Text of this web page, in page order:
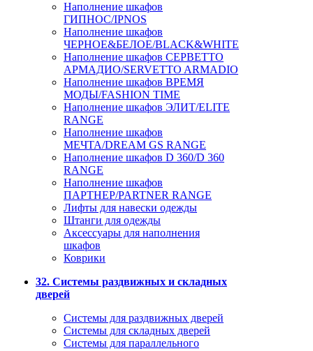
Наполнение шкафов
ГИПНОС/IPNOS
Наполнение шкафов
ЧЕРНОЕ&БЕЛОЕ/BLACK&WHITE
Наполнение шкафов СЕРВЕТТО
АРМАДИО/SERVETTO ARMADIO
Наполнение шкафов ВРЕМЯ
МОДЫ/FASHION TIME
Наполнение шкафов ЭЛИТ/ELITE
RANGE
Наполнение шкафов
МЕЧТА/DREAM GS RANGE
Наполнение шкафов D 360/D 360
RANGE
Наполнение шкафов
ПАРТНЕР/PARTNER RANGE
Лифты для навески одежды
Штанги для одежды
Аксессуары для наполнения
шкафов
Коврики
32. Системы раздвижных и складных
дверей
Системы для раздвижных дверей
Системы для складных дверей
Системы для параллельного